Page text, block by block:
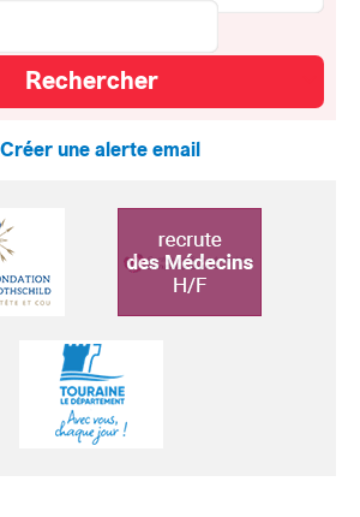
Créer une alerte email